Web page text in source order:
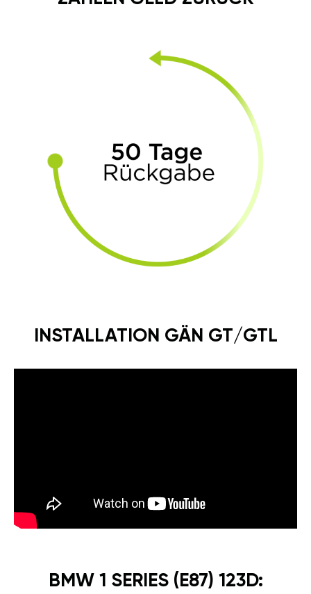
INSTALLATION GÄN GT/GTL
BMW 1 SERIES (E87) 123D: